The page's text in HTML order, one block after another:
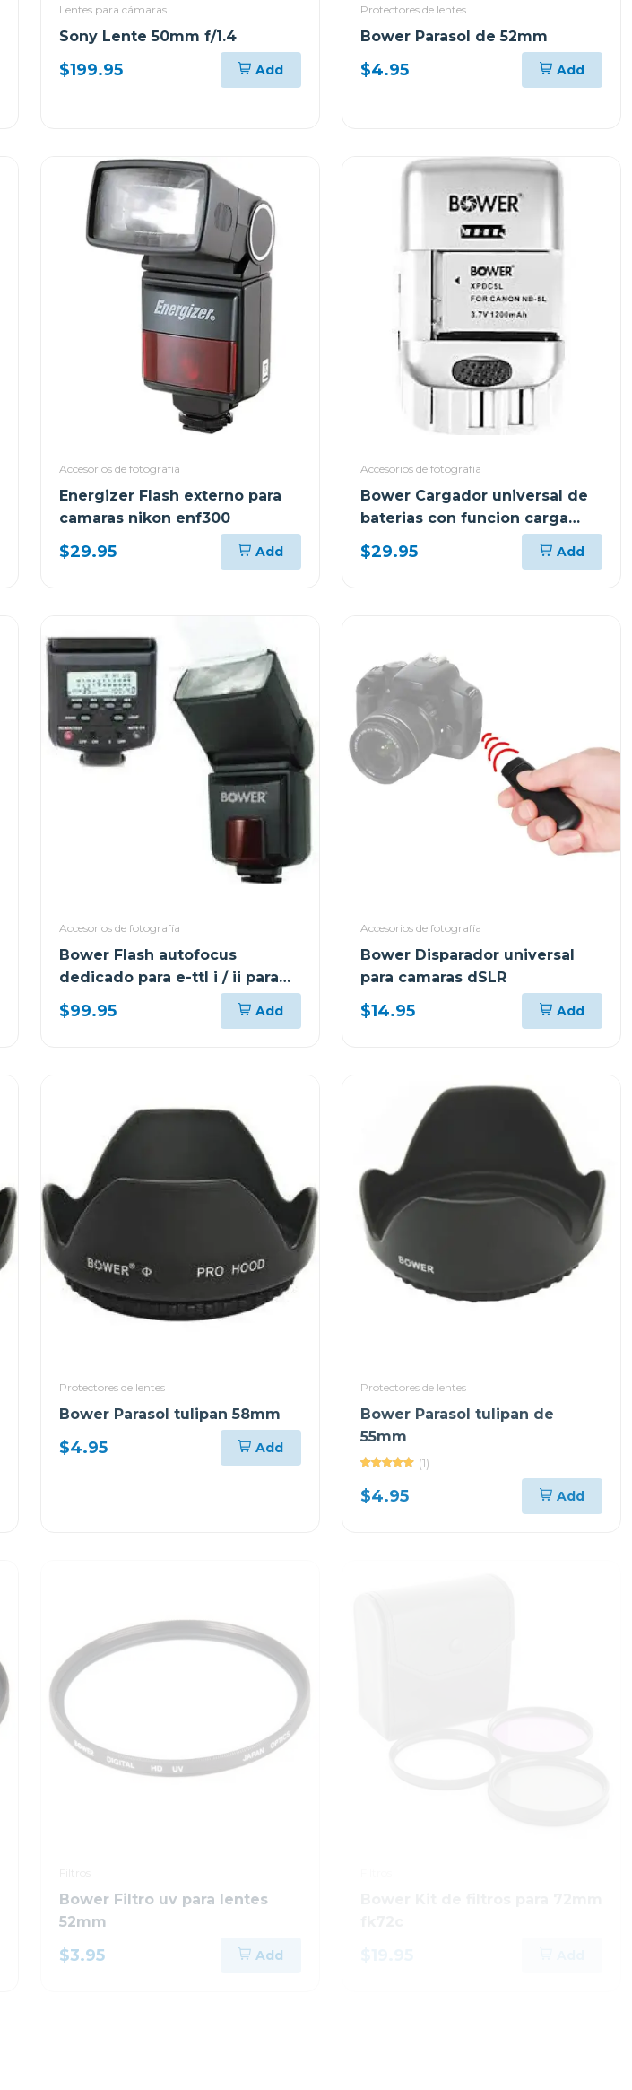
Lentes para cámaras
Sony Lente 50mm f/1.4
$199.95 Add
Protectores de lentes
Bower Parasol de 52mm
$4.95 Add
Accesorios de fotografía
Energizer Flash externo para
camaras nikon enf300
$29.95 Add
Accesorios de fotografía
Bower Cargador universal de
baterias con funcion carga
rapida
$29.95 Add
Accesorios de fotografía
Bower Flash autofocus
dedicado para e-ttl i / ii para
canon sdf926
$99.95 Add
Accesorios de fotografía
Bower Disparador universal
para camaras dSLR
$14.95 Add
Protectores de lentes
Bower Parasol tulipan 58mm
$4.95 Add
Protectores de lentes
Bower Parasol tulipan de
55mm
(1)
$4.95 Add
Bower Filtro uv para lentes
52mm
$3.95 Add